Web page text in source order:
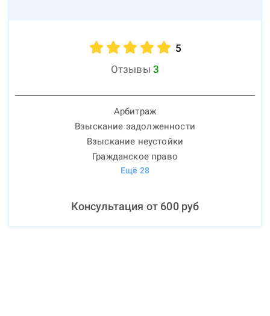
5
Отзывы 3
Арбитраж
Взыскание задолженности
Взыскание неустойки
Гражданское право
Ещё 28
Консультация от 600руб